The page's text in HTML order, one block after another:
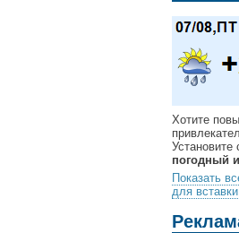
Хотите
погодный
Показать
для вставки